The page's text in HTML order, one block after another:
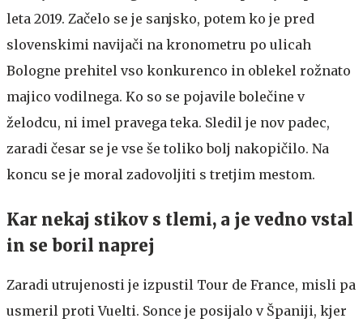
leta 2019. Začelo se je sanjsko, potem ko je pred
slovenskimi navijači na kronometru po ulicah
Bologne prehitel vso konkurenco in oblekel rožnato
majico vodilnega. Ko so se pojavile bolečine v
želodcu, ni imel pravega teka. Sledil je nov padec,
zaradi česar se je vse še toliko bolj nakopičilo. Na
koncu se je moral zadovoljiti s tretjim mestom.
Kar nekaj stikov s tlemi, a je vedno vstal
in se boril naprej
Zaradi utrujenosti je izpustil Tour de France, misli pa
usmeril proti Vuelti. Sonce je posijalo v Španiji, kjer